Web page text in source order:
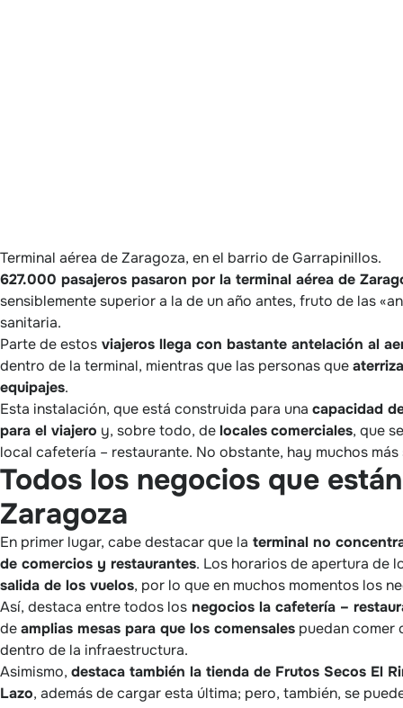
Terminal aérea de Zaragoza, en el barrio de Garrapinillos.
627.000 pasajeros pasaron por la terminal aérea de
sensiblemente superior a la de un año antes, fruto de las
sanitaria.
Parte de estos viajeros llega con bastante antelación al
dentro de la terminal, mientras que las personas que
equipajes.
Esta instalación, que está construida para una capacidad
para el viajero y, sobre todo, delocalescomerciales, que
local cafetería – restaurante. No obstante, hay muchos
Todos los negocios que
Zaragoza
En primer lugar, cabe destacar que la terminal no
de comercios y restaurantes. Los horarios de apertura de
salida de los vuelos, por lo que en muchos momentos los
Así, destaca entre todos los negocios la cafetería –
deamplias mesas para que los comensales puedan comer
dentro de la infraestructura.
Asimismo, destaca también la tienda de Frutos Secos El
Lazo, además de cargar esta última; pero, también, se